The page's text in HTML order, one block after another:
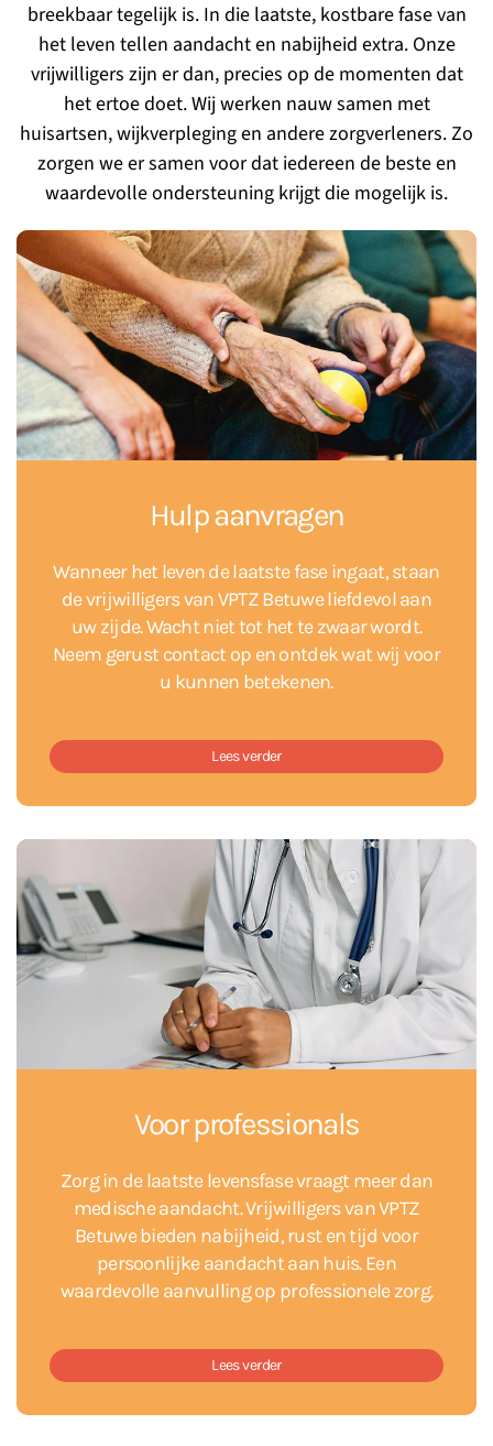
breekbaar tegelijk is. In die laatste, kostbare fase van
het leven tellen aandacht en nabijheid extra. Onze
vrijwilligers zijn er dan, precies op de momenten dat
het ertoe doet. Wij werken nauw samen met
huisartsen, wijkverpleging en andere zorgverleners. Zo
zorgen we er samen voor dat iedereen de beste en
waardevolle ondersteuning krijgt die mogelijk is.
Hulp aanvragen
Wanneer het leven de laatste fase ingaat, staan
de vrijwilligers van VPTZ Betuwe liefdevol aan
uw zijde. Wacht niet tot het te zwaar wordt.
Neem gerust contact op en ontdek wat wij voor
u kunnen betekenen.
Lees verder
Voor professionals
Zorg in de laatste levensfase vraagt meer dan
medische aandacht. Vrijwilligers van VPTZ
Betuwe bieden nabijheid, rust en tijd voor
persoonlijke aandacht aan huis. Een
waardevolle aanvulling op professionele zorg.
Lees verder